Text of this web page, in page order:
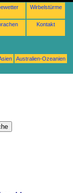
Wirbelstürme
Kontakt
Australien-Ozeanien